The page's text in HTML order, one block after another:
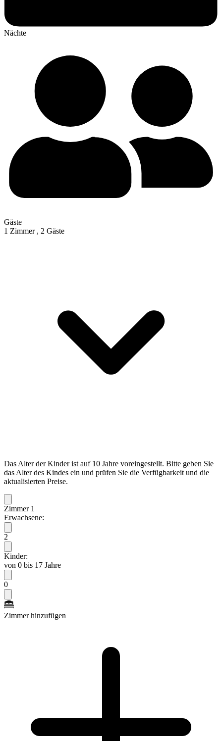
Nächte
Gäste
1 Zimmer , 2 Gäste
Das Alter der Kinder ist auf 10 Jahre voreingestellt. Bitte geben Sie
das Alter des Kindes ein und prüfen Sie die Verfügbarkeit und die
aktualisierten Preise.
Zimmer 1
Erwachsene:
2
Kinder:
von 0 bis 17 Jahre
0
Zimmer hinzufügen